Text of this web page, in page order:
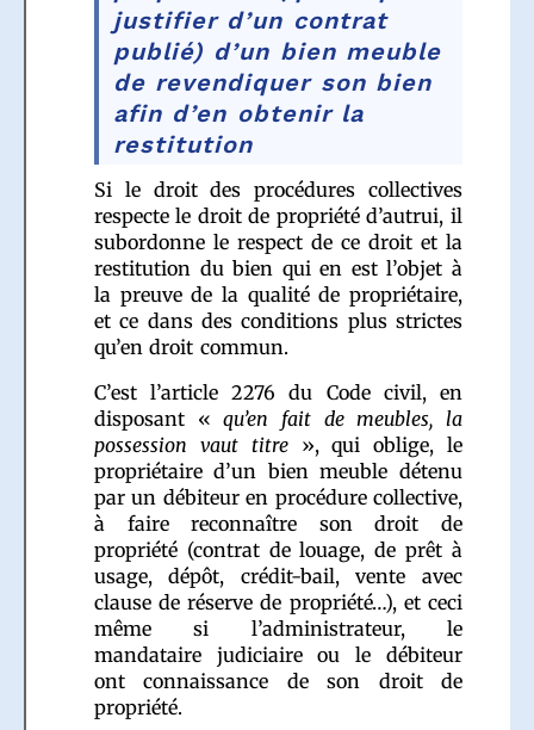
justifier d’un contrat
publié) d’un bien meuble
de revendiquer son bien
afin d’en obtenir la
restitution
Si le droit des procédures collectives
respecte le droit de propriété d’autrui, il
subordonne le respect de ce droit et la
restitution du bien qui en est l’objet à
la preuve de la qualité de propriétaire,
et ce dans des conditions plus strictes
qu’en droit commun.
C’est l’article 2276 du Code civil, en
disposant «qu’en fait de meubles, la
possession vaut titre», qui oblige, le
propriétaire d’un bien meuble détenu
par un débiteur en procédure collective,
à faire reconnaître son droit de
propriété (contrat de louage, de prêt à
usage, dépôt, crédit-bail, vente avec
clause de réserve de propriété…), et ceci
même si l’administrateur, le
mandataire judiciaire ou le débiteur
ont connaissance de son droit de
propriété.